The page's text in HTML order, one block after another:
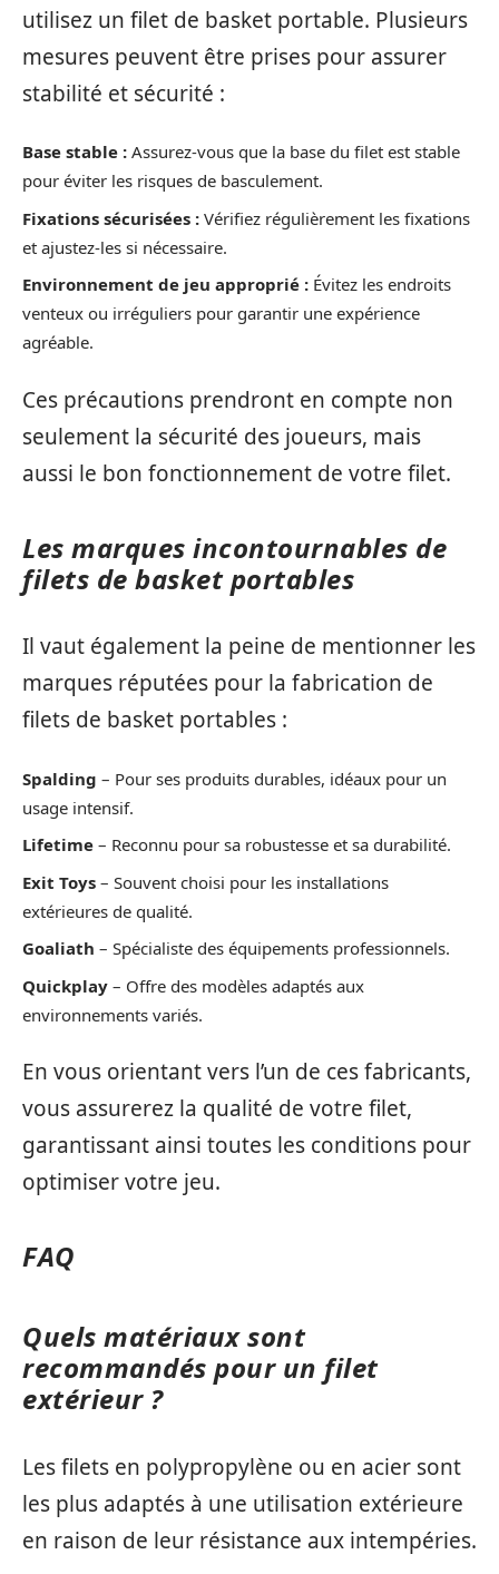
utilisez un filet de basket portable. Plusieurs
mesures peuvent être prises pour assurer
stabilité et sécurité :
Base stable : Assurez-vous que la base du filet est stable
pour éviter les risques de basculement.
Fixations sécurisées : Vérifiez régulièrement les fixations
et ajustez-les si nécessaire.
Environnement de jeu approprié : Évitez les endroits
venteux ou irréguliers pour garantir une expérience
agréable.
Ces précautions prendront en compte non
seulement la sécurité des joueurs, mais
aussi le bon fonctionnement de votre filet.
Les marques incontournables de
filets de basket portables
Il vaut également la peine de mentionner les
marques réputées pour la fabrication de
filets de basket portables :
Spalding – Pour ses produits durables, idéaux pour un
usage intensif.
Lifetime – Reconnu pour sa robustesse et sa durabilité.
Exit Toys – Souvent choisi pour les installations
extérieures de qualité.
Goaliath – Spécialiste des équipements professionnels.
Quickplay – Offre des modèles adaptés aux
environnements variés.
En vous orientant vers l’un de ces fabricants,
vous assurerez la qualité de votre filet,
garantissant ainsi toutes les conditions pour
optimiser votre jeu.
FAQ
Quels matériaux sont
recommandés pour un filet
extérieur ?
Les filets en polypropylène ou en acier sont
les plus adaptés à une utilisation extérieure
en raison de leur résistance aux intempéries.